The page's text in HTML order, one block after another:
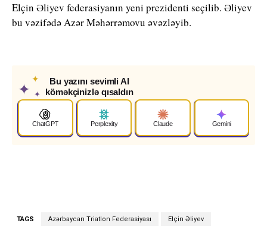
Elçin Əliyev federasiyanın yeni prezidenti seçilib. Əliyev
bu vəzifədə Azər Məhərrəmovu əvəzləyib.
✦
✦
✦
Bu yazını sevimli AI
köməkçinizlə qısaldın
ChatGPT Perplexity Claude Gemini
TAGS Azərbaycan Triatlon Federasiyası Elçin Əliyev